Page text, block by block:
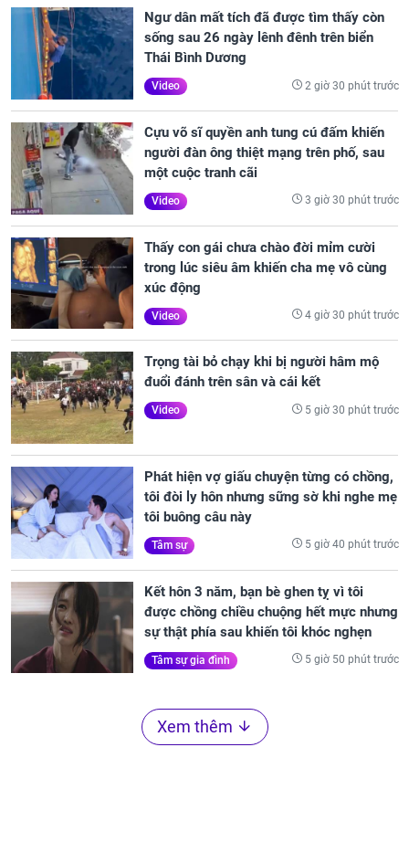
Ngư dân mất tích đã được tìm thấy còn
sống sau 26 ngày lênh đênh trên biển
Thái Bình Dương
Video 2 giờ 30 phút trước
Cựu võ sĩ quyền anh tung cú đấm khiến
người đàn ông thiệt mạng trên phố, sau
một cuộc tranh cãi
Video 3 giờ 30 phút trước
Thấy con gái chưa chào đời mỉm cười
trong lúc siêu âm khiến cha mẹ vô cùng
xúc động
Video 4 giờ 30 phút trước
Trọng tài bỏ chạy khi bị người hâm mộ
đuổi đánh trên sân và cái kết
Video 5 giờ 30 phút trước
Phát hiện vợ giấu chuyện từng có chồng,
tôi đòi ly hôn nhưng sững sờ khi nghe mẹ
tôi buông câu này
Tâm sự 5 giờ 40 phút trước
Kết hôn 3 năm, bạn bè ghen tỵ vì tôi
được chồng chiều chuộng hết mực nhưng
sự thật phía sau khiến tôi khóc nghẹn
Tâm sự gia đình 5 giờ 50 phút trước
Xem thêm